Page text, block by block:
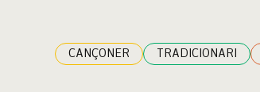
CANÇONER TRADICIONARI